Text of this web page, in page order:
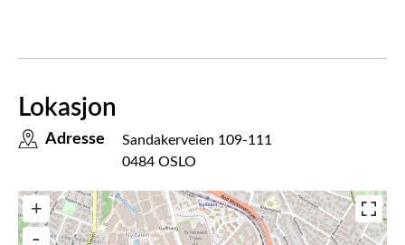
Lokasjon
Adresse
Sandakerveien 109-111
0484 OSLO